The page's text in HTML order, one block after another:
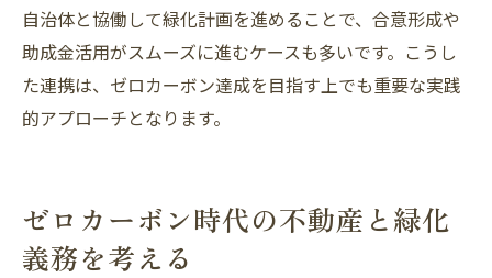
自治体と協働して緑化計画を進めることで、合意形成や
助成金活用がスムーズに進むケースも多いです。こうし
た連携は、ゼロカーボン達成を目指す上でも重要な実践
的アプローチとなります。
ゼロカーボン時代の不動産と緑化
義務を考える